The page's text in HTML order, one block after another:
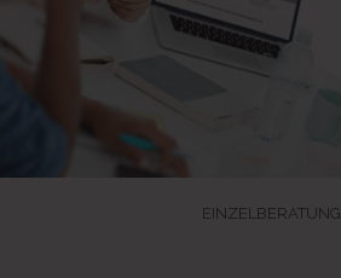
EINZELBERATUNG